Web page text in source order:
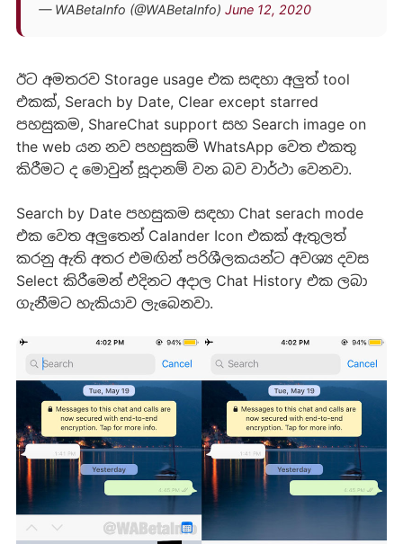
— WABetaInfo (@WABetaInfo) June 12, 2020
ඊට අමතරව Storage usage එක සඳහා අලුත් tool
එකක්, Serach by Date, Clear except starred
පහසුකම, ShareChat support සහ Search image on
the web යන නව පහසුකම් WhatsApp වෙත එකතු
කිරීමට ද මොවුන් සූදානම් වන බව වාර්ථ‍ා වෙනවා.
Search by Date පහසුකම සඳහා Chat serach mode
එක වෙත අලුතෙන් Calander Icon එකක් ඇතුලත්
කරනු ඇති අතර එමඟින් පරිශීලකයන්ට අවශ්‍ය දවස
Select කිරීමෙන් එදිනට අදාල Chat History එක ලබා
ගැනීමට හැකියාව ලැබෙනවා.